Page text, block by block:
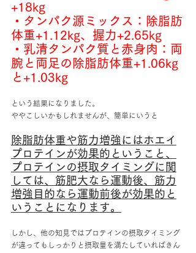
+18kg
・タンパク源ミックス：除脂肪
体重+1.12kg、握力+2.65kg
・乳清タンパク質と赤身肉：両
腕と両足の除脂肪体重+1.06kg
と+1.03kg
という結果になりました。
ややこしいかもしれませんが、簡単にいうと
除脂肪体重や筋力増強にはホエイ
プロテインが効果的ということ、
プロテインの摂取タイミングに関
しては、筋肥大なら運動後、筋力
増強目的なら運動前後が効果的と
いうことになります。
しかし、他の知見ではプロテインの摂取タイミング
が違ってもしっかりと摂取量を満たしていればきん